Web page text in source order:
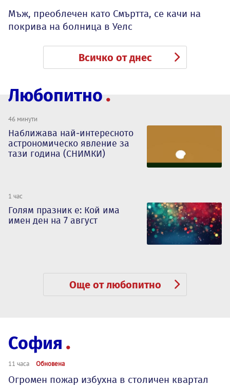
Мъж, преоблечен като Смъртта, се качи на
покрива на болница в Уелс
Всичко от днес
Любопитно
46 минути
Наближава най-интересното
астрономическо явление за
тази година (СНИМКИ)
1 час
Голям празник е: Кой има
имен ден на 7 август
Още от любопитно
София
11 часа Обновена
Огромен пожар избухна в столичен квартал